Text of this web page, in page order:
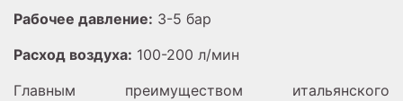
Рабочее давление: 3-5 бар
Расход воздуха: 100-200 л/мин
Главным преимуществом итальянского